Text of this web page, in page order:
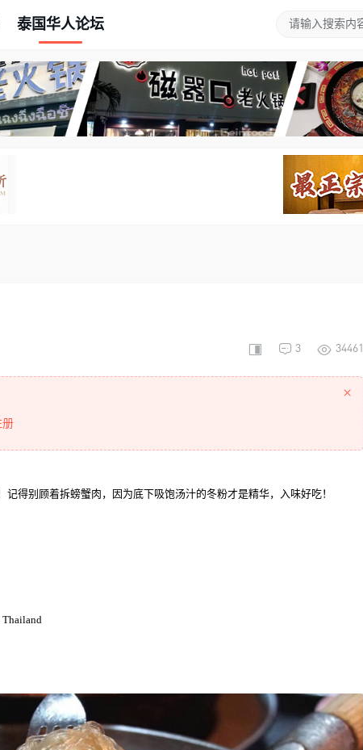
泰国华人论坛
34461
3
册
×
得别顾着拆螃蟹肉，因为底下吸饱汤汁的冬粉才是精华，入味好吃！
Thailand